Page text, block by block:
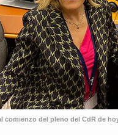
comienzo del pleno del CdR de